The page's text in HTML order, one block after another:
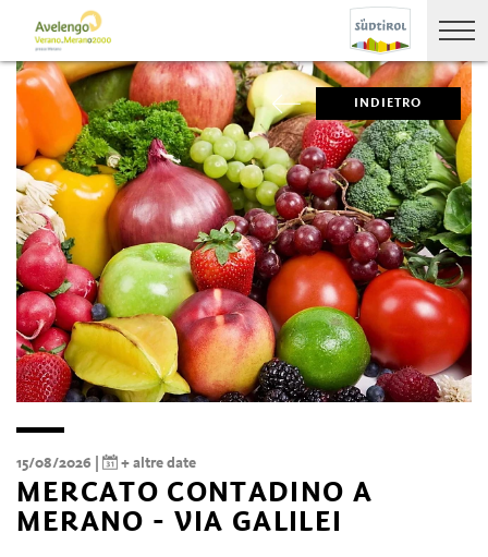
INDIETRO
15/08/2026 | + altre date
MERCATO CONTADINO A
MERANO - VIA GALILEI